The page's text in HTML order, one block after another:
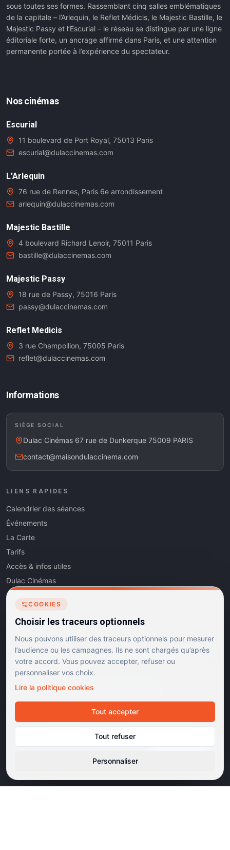
sous toutes ses formes. Rassemblant cinq salles emblématiques
de la capitale – l’Arlequin, le Reflet Médicis, le Majestic Bastille, le
Majestic Passy et l’Escurial – le réseau se distingue par une ligne
éditoriale forte, un ancrage affirmé dans Paris, et une attention
permanente portée à l’expérience du spectateur.
Nos cinémas
Escurial
11 boulevard de Port Royal, 75013 Paris
escurial@dulaccinemas.com
L'Arlequin
76 rue de Rennes, Paris 6e arrondissement
arlequin@dulaccinemas.com
Majestic Bastille
4 boulevard Richard Lenoir, 75011 Paris
bastille@dulaccinemas.com
Majestic Passy
18 rue de Passy, 75016 Paris
passy@dulaccinemas.com
Reflet Medicis
3 rue Champollion, 75005 Paris
reflet@dulaccinemas.com
Informations
SIÈGE SOCIAL
Dulac Cinémas 67 rue de Dunkerque 75009 PARIS
contact@maisondulaccinema.com
LIENS RAPIDES
Calendrier des séances
Événements
La Carte
Tarifs
Accès & infos utiles
Dulac Cinémas
Cinéma5
Les Dits de l'Art
Contact
RÉSEAUX SOCIAUX
Instagram Facebook Linkedin
Dulac Cinémas. Tous droits réservés.
Mentions légalesConfidentialitéCookiesGérer les cookies
Cinémas d'art et d'essai · Labels Europa Cinemas
COOKIES
Choisir les traceurs optionnels
Nous pouvons utiliser des traceurs optionnels pour mesurer
l’audience ou les campagnes. Ils ne sont chargés qu’après
votre accord. Vous pouvez accepter, refuser ou
personnaliser vos choix.
Lire la politique cookies
Tout accepter
Tout refuser
Personnaliser